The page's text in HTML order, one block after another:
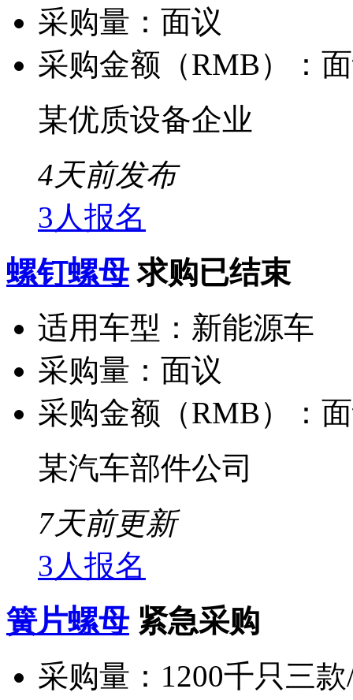
采购量： 面议
采购金额（RMB）：
某优质设备企业
4天前发布
3人报名
螺钉螺母 求购已结束
适用车型： 新能源车
采购量： 面议
采购金额（RMB）：
某汽车部件公司
7天前更新
3人报名
簧片螺母 紧急采购
采购量： 1200千只三